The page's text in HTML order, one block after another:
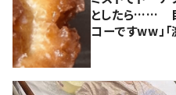
としたら……
コーですww」「